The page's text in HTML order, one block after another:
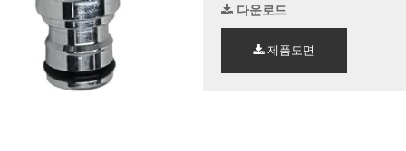
다운로드
제품도면